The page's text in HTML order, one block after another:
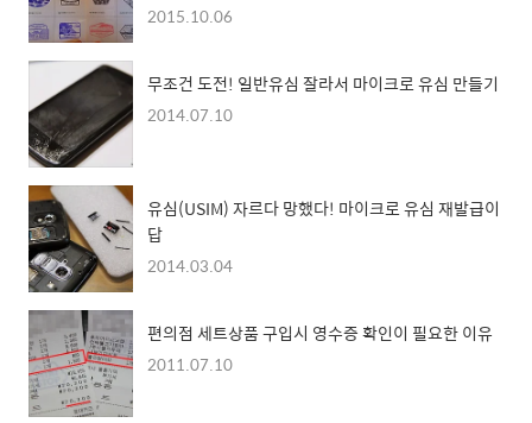
2015.10.06
무조건 도전! 일반유심 잘라서 마이크로 유심 만들기
2014.07.10
유심(USIM) 자르다 망했다! 마이크로 유심 재발급이
답
2014.03.04
편의점 세트상품 구입시 영수증 확인이 필요한 이유
2011.07.10